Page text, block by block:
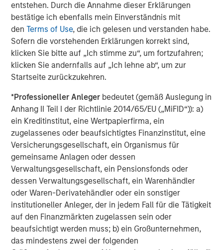
entstehen. Durch die Annahme dieser Erklärungen
bestätige ich ebenfalls mein Einverständnis mit
denTerms of Use, die ich gelesen und verstanden habe.
Sofern die vorstehenden Erklärungen korrekt sind,
klicken Sie bitte auf „Ich stimme zu“, um fortzufahren;
klicken Sie andernfalls auf „Ich lehne ab“, um zur
Startseite zurückzukehren.
*Professioneller Anleger bedeutet (gemäß Auslegung in
Anhang II Teil I der Richtlinie 2014/65/EU („MiFID“)): a)
ein Kreditinstitut, eine Wertpapierfirma, ein
zugelassenes oder beaufsichtigtes Finanzinstitut, eine
Versicherungsgesellschaft, ein Organismus für
gemeinsame Anlagen oder dessen
Verwaltungsgesellschaft, ein Pensionsfonds oder
dessen Verwaltungsgesellschaft, ein Warenhändler
oder Waren-Derivatehändler oder ein sonstiger
institutioneller Anleger, der in jedem Fall für die Tätigkeit
auf den Finanzmärkten zugelassen sein oder
beaufsichtigt werden muss; b) ein Großunternehmen,
das mindestens zwei der folgenden
ARTIKEL
The MSIM Quantitative Duration
Strategy Model: A Factor-Based
Quantitative Duration Strategy Model, one of the
proprietary tools the team uses to enhance their
investment process, as it helps provide structure
and rigour with identifying and processing
relevant and important data.
05-AUG-2026